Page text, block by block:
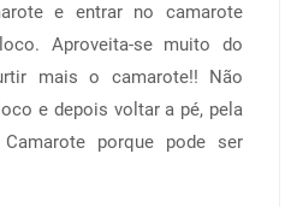
e entrar no camarote
Aproveita-se muito do
mais o camarote!! Não
e depois voltar a pé, pela
porque pode ser